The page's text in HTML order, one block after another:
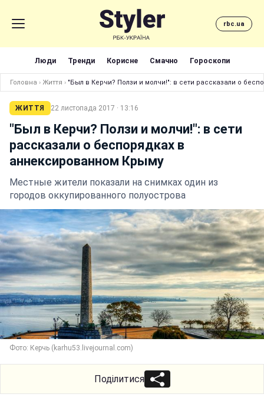
rbc.ua
Люди Тренди Корисне Смачно Гороскопи
Головна › Життя › "Был в Керчи? Ползи и молчи!": в сети рассказали о
ЖИТТЯ 22 листопада 2017 · 13:16
"Был в Керчи? Ползи и молчи!": в сети
рассказали о беспорядках в
аннексированном Крыму
Местные жители показали на снимках один из
городов оккупированного полуострова
Фото: Керчь (karhu53.livejournal.com)
Поділитися